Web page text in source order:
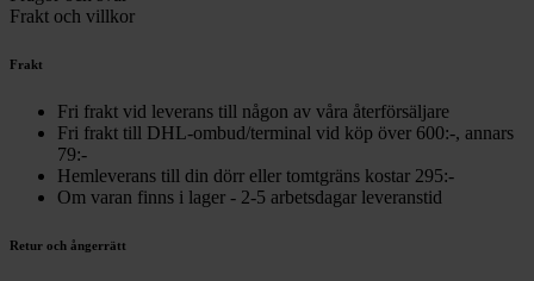
Frakt och villkor
Frakt
Fri frakt vid leverans till någon av våra återförsäljare
Fri frakt till DHL-ombud/terminal vid köp över 600:-, annars
79:-
Hemleverans till din dörr eller tomtgräns kostar 295:-
Om varan finns i lager - 2-5 arbetsdagar leveranstid
Retur och ångerrätt